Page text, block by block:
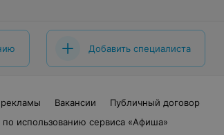
Добавить специалиста
Вакансии
Публичный договор
использованию сервиса «Афиша»